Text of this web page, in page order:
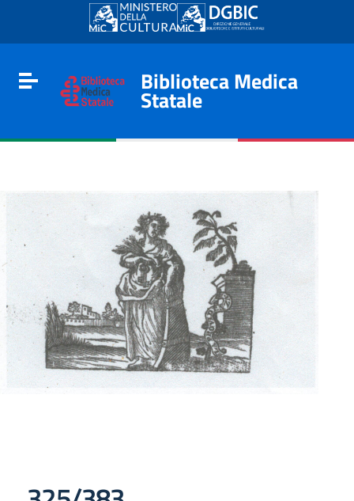
Go to content
Go to the navigation menu
Go to the footer
Toggle navigation
Biblioteca Medica
Statale